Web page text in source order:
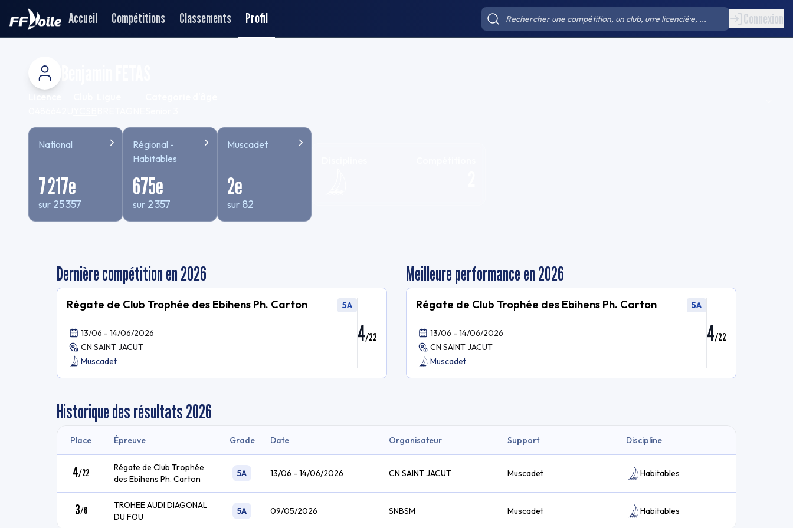
Accueil Compétitions Classements Profil Connexion
National
7 217e
sur 25 357
Régional -
Habitables
675e
sur 2 357
Muscadet
2e
sur 82
Dernière compétition en 2026
Régate de Club Trophée des Ebihens Ph. Carton 5A
13/06 - 14/06/2026
CN SAINT JACUT
Muscadet
4/22
Meilleure performance en 2026
Régate de Club Trophée des Ebihens Ph. Carton 5A
13/06 - 14/06/2026
CN SAINT JACUT
Muscadet
4/22
Historique des résultats2026
Place Épreuve Grade Date Organisateur Support Discipline
4/22
Régate de Club Trophée
des Ebihens Ph. Carton
5A 13/06 - 14/06/2026 CN SAINT JACUT Muscadet Habitables
3/6
TROHEE AUDI DIAGONAL
DU FOU
5A 09/05/2026 SNBSM Muscadet Habitables